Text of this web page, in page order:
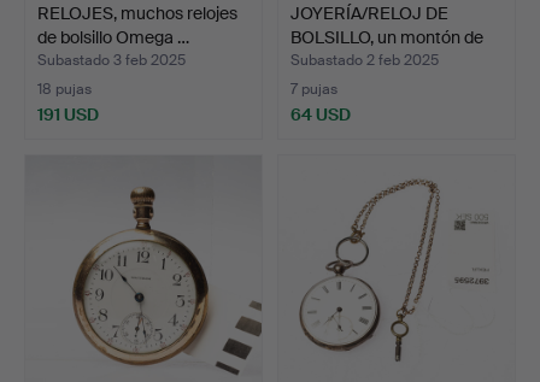
RELOJES, muchos relojes
de bolsillo Omega …
Subastado 3 feb 2025
18 pujas
191 USD
JOYERÍA/RELOJ DE
BOLSILLO, un montón de
pl…
Subastado 2 feb 2025
7 pujas
64 USD